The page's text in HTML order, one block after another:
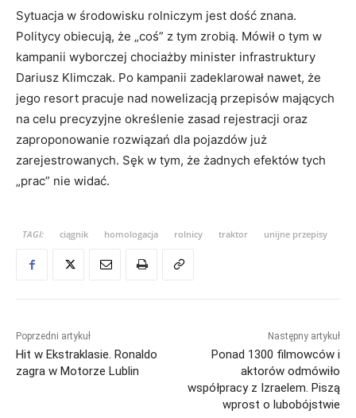
Sytuacja w środowisku rolniczym jest dość znana.
Politycy obiecują, że „coś” z tym zrobią. Mówił o tym w
kampanii wyborczej chociażby minister infrastruktury
Dariusz Klimczak. Po kampanii zadeklarował nawet, że
jego resort pracuje nad nowelizacją przepisów mających
na celu precyzyjne określenie zasad rejestracji oraz
zaproponowanie rozwiązań dla pojazdów już
zarejestrowanych. Sęk w tym, że żadnych efektów tych
„prac” nie widać.
TAGI: ciągnik homologacja rolnicy traktor unijne przepisy
Poprzedni artykuł
Hit w Ekstraklasie. Ronaldo
zagra w Motorze Lublin
Następny artykuł
Ponad 1300 filmowców i
aktorów odmówiło
współpracy z Izraelem. Piszą
wprost o lubobójstwie